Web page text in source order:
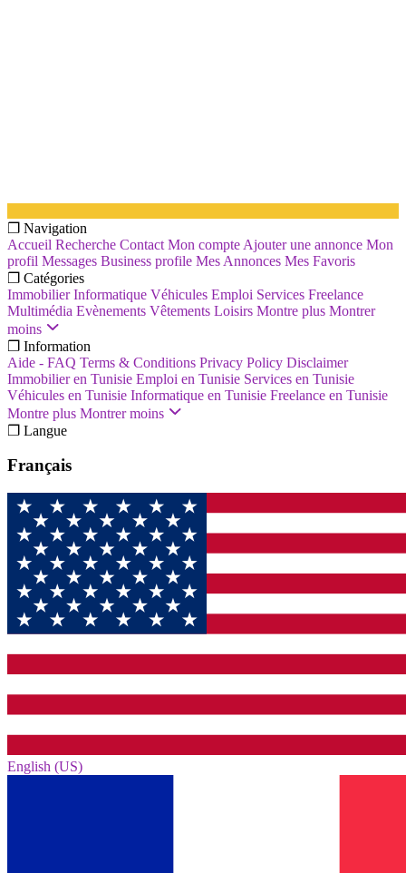
❐ Navigation
Accueil Recherche Contact Mon compte Ajouter une annonce Mon
profil Messages Business profile Mes Annonces Mes Favoris
❐ Catégories
Immobilier Informatique Véhicules Emploi Services Freelance
Multimédia Evènements Vêtements Loisirs Montre plus Montrer
moins
❐ Information
Aide - FAQ Terms & Conditions Privacy Policy Disclaimer
Immobilier en Tunisie Emploi en Tunisie Services en Tunisie
Véhicules en Tunisie Informatique en Tunisie Freelance en Tunisie
Montre plus Montrer moins
❐ Langue
Français
English (US)‎